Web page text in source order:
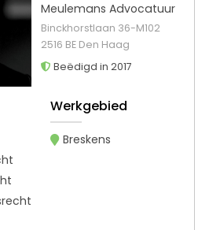
Meulemans Advocatuur
Binckhorstlaan 36-M102
2516 BE Den Haag
Beëdigd in 2017
Werkgebied
Breskens